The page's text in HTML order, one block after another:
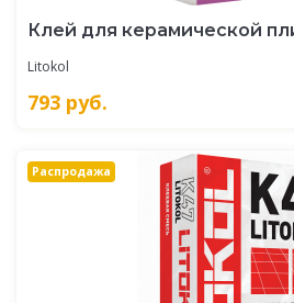
Клей для керамической
Litokol
793 руб.
Распродажа